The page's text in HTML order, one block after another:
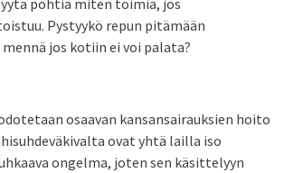
pohtia miten toimia, jos
Pystyykö repun pitämään
jos kotiin ei voi palata?
osaavan kansansairauksien hoito
ovat yhtä lailla iso
ongelma, joten sen käsittelyyn